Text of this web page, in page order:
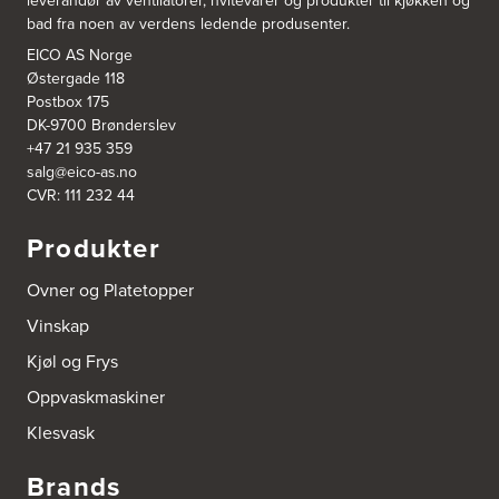
Nordahl Griegsgt 8
8624 Mo I Rana
Tel.:+47 751 53 000
Blå Bolig AS
Sentrumsvn. 4
8920 Sømna
Tel.:75-009700
http://www.interiormesteren.no
Bodø Interiør
Kjøkkenhuset Bodø A/S
Tel.:75522430
Bodø Kjøkkensenter AS
Sjøgata 34-36
Tel.:75-500250
bad fra noen av verdens ledende produsenter.
EICO AS Norge
Østergade 118
Postbox 175
DK-9700 Brønderslev
+47 21 935 359
salg@eico-as.no
CVR: 111 232 44
Produkter
Ovner og Platetopper
Vinskap
Kjøl og Frys
Oppvaskmaskiner
Klesvask
Brands